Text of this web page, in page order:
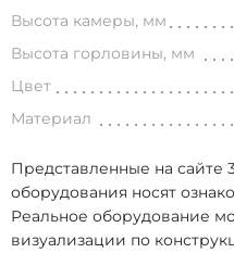
Высота камеры, мм
Высота горловины, мм
Цвет
Материал
Представленные на
оборудования носят
Реальное оборудование
визуализации по